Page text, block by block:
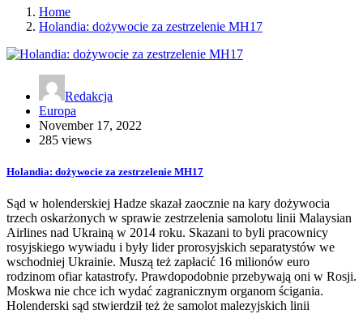
Home
Holandia: dożywocie za zestrzelenie MH17
Redakcja
Europa
November 17, 2022
285 views
Holandia: dożywocie za zestrzelenie MH17
Sąd w holenderskiej Hadze skazał zaocznie na kary dożywocia
trzech oskarżonych w sprawie zestrzelenia samolotu linii Malaysian
Airlines nad Ukrainą w 2014 roku. Skazani to byli pracownicy
rosyjskiego wywiadu i były lider prorosyjskich separatystów we
wschodniej Ukrainie. Muszą też zapłacić 16 milionów euro
rodzinom ofiar katastrofy. Prawdopodobnie przebywają oni w Rosji.
Moskwa nie chce ich wydać zagranicznym organom ścigania.
Holenderski sąd stwierdził też że samolot malezyjskich linii